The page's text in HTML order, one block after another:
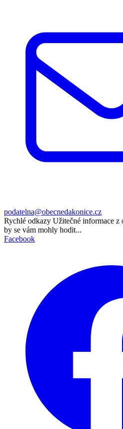
podatelna@obecnedakonice.cz
Rychlé odkazy Užitečné informace z
by se vám mohly hodit...
Facebook